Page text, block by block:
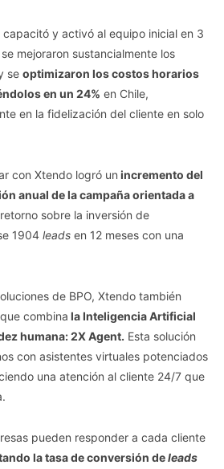
capacitó y activó al equipo inicial en 3
mejoraron sustancialmente los
se optimizaron los costos horarios
en un 24% en Chile,
en la fidelización del cliente en solo
con Xtendo logró un incremento del
anual de la campaña orientada a
sobre la inversión de
1904 leads en 12 meses con una
de BPO, Xtendo también
combina la Inteligencia Artificial
humana: 2X Agent. Esta solución
con asistentes virtuales potenciados
una atención al cliente 24/7 que
pueden responder a cada cliente
la tasa de conversión deleads